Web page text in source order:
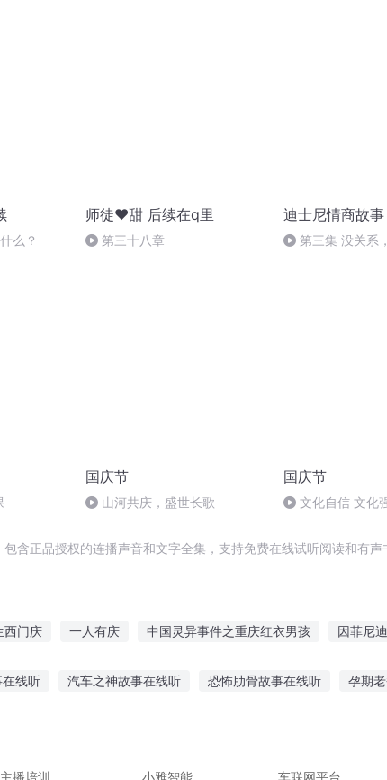
么？
师徒♥甜 后续在q里
第三十八章
迪士尼情商故事
第三集 没关系
国庆节
山河共庆，盛世长歌
国庆节
文化自信 文化
含正品授权的连播声音和文字全集，支持免费在线试听阅读和有声
西门庆 一人有庆 中国灵异事件之重庆红衣男孩 因菲尼
线听 汽车之神故事在线听 恐怖肋骨故事在线听 孕期
主播培训 小雅智能 车联网平台